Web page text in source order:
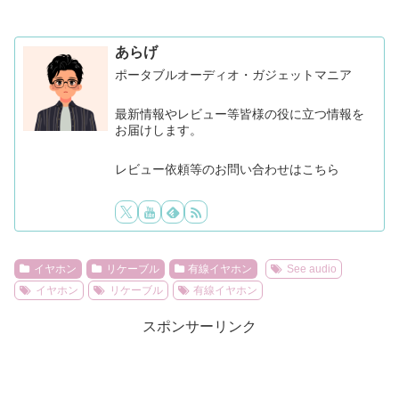
あらげ
ポータブルオーディオ・ガジェットマニア
最新情報やレビュー等皆様の役に立つ情報を
お届けします。
レビュー依頼等のお問い合わせはこちら
イヤホン リケーブル 有線イヤホン
See audio
イヤホン
リケーブル 有線イヤホン
スポンサーリンク